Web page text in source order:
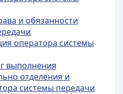
и обязанности
оператора системы
выполнения
отделения и
системы передачи